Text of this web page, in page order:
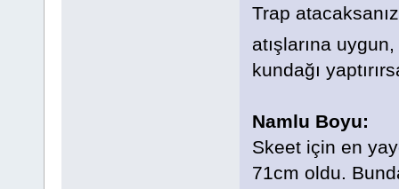
Trap
atışlarına
kundağı
Namlu Boyu:
Skeet için en
71cm oldu.